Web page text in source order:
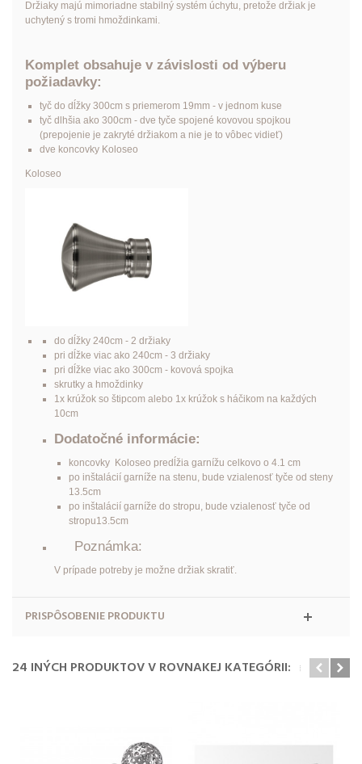
Držiaky majú mimoriadne stabilný systém úchytu, pretože držiak je
uchytený s tromi hmoždinkami.
Komplet obsahuje v závislosti od výberu
požiadavky:
tyč do dĺžky 300cm s priemerom 19mm - v jednom kuse
tyč dlhšia ako 300cm - dve tyče spojené kovovou spojkou
(prepojenie je zakryté držiakom a nie je to vôbec vidieť)
dve koncovky Koloseo
Koloseo
do dĺžky 240cm - 2 držiaky
pri dĺžke viac ako 240cm - 3 držiaky
pri dĺžke viac ako 300cm - kovová spojka
skrutky a hmoždinky
1x krúžok so štipcom alebo 1x krúžok s háčikom na každých
10cm
Dodatočné informácie:
koncovky Koloseo predĺžia garnížu celkovo o 4.1 cm
po inštalácií garníže na stenu, bude vzialenosť tyče od steny
13.5cm
po inštalácií garníže do stropu, bude vzialenosť tyče od
stropu13.5cm
Poznámka:
V prípade potreby je možne držiak skratiť.
PRISPÔSOBENIE PRODUKTU
24 INÝCH PRODUKTOV V ROVNAKEJ KATEGÓRII: